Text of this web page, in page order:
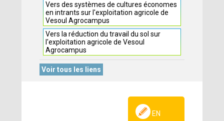
Vers des systèmes de cultures économes
en intrants sur l'exploitation agricole de
Vesoul Agrocampus
Vers la réduction du travail du sol sur
l'exploitation agricole de Vesoul
Agrocampus
Voir tous les liens
EN